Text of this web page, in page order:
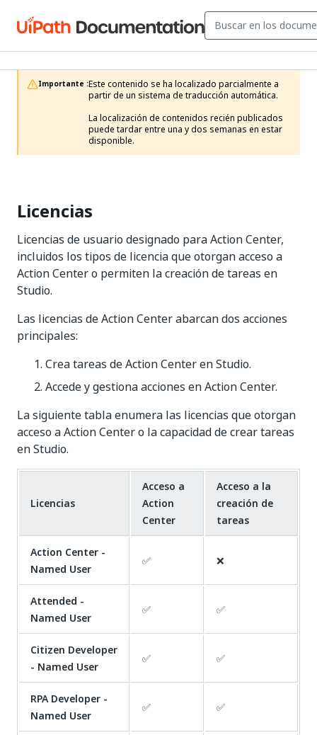
Importante :Este contenido se ha localizado parcialmente a
partir de un sistema de traducción automática.
La localización de contenidos recién publicados
puede tardar entre una y dos semanas en estar
disponible.
Licencias
Licencias de usuario designado para Action Center,
incluidos los tipos de licencia que otorgan acceso a
Action Center o permiten la creación de tareas en
Studio.
Las licencias de Action Center abarcan dos acciones
principales:
Crea tareas de Action Center en Studio.
Accede y gestiona acciones en Action Center.
La siguiente tabla enumera las licencias que otorgan
acceso a Action Center o la capacidad de crear tareas
en Studio.
Licencias
Acceso a
Action
Center
Acceso a la
creación de
tareas
Action Center -
Named User
✅ ❌
Attended -
Named User
✅ ✅
Citizen Developer
- Named User
✅ ✅
RPA Developer -
Named User
✅ ✅